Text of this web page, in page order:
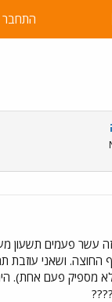
התחבר
עשר פעמים תשעון
החוצה. ושאני עוזבת
מספיק פעם אחת).